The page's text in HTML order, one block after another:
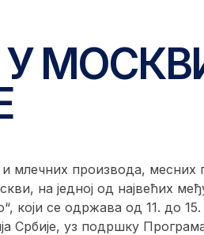
млечних производа, месних
на једној од највећих
који се одржава од 11. до
Србије, уз подршку